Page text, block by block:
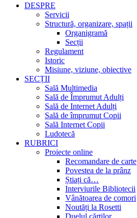
DESPRE
Servicii
Structură, organizare, spații
Organigramă
Secții
Regulament
Istoric
Misiune, viziune, obiective
SECȚII
Sală Multimedia
Sală de Împrumut Adulți
Sală de Internet Adulți
Sală de împrumut Copii
Sală Internet Copii
Ludotecă
RUBRICI
Proiecte online
Recomandare de carte
Povestea de la prânz
Știați că…
Interviurile Bibliotecii
Vânătoarea de comori
Noutăți la Rosetti
Duelul cărților